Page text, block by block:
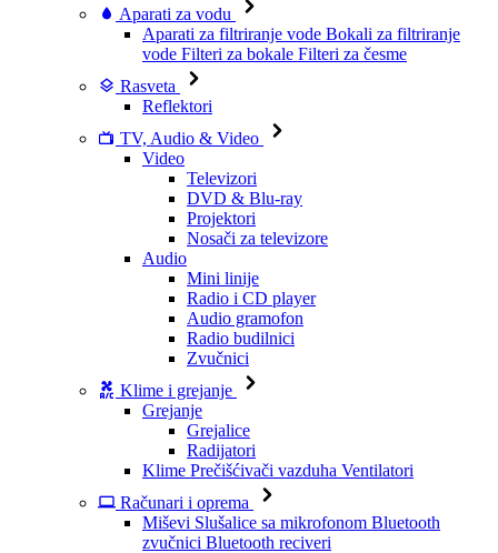
Aparati za vodu
Aparati za filtriranje vode Bokali za filtriranje
vode Filteri za bokale Filteri za česme
Rasveta
Reflektori
TV, Audio & Video
Video
Televizori
DVD & Blu-ray
Projektori
Nosači za televizore
Audio
Mini linije
Radio i CD player
Audio gramofon
Radio budilnici
Zvučnici
Klime i grejanje
Grejanje
Grejalice
Radijatori
Klime Prečišćivači vazduha Ventilatori
Računari i oprema
Miševi Slušalice sa mikrofonom Bluetooth
zvučnici Bluetooth reciveri